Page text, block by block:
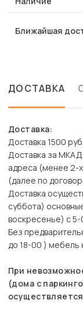
Ближайшая
ДОСТАВКА
Доставка:
Доставка 1500
Доставка за
адреса (менее 2-
(далее по
Доставка
суббота)
воскресенье) с
Без
до 18-00 ) мебель
При
(дома с